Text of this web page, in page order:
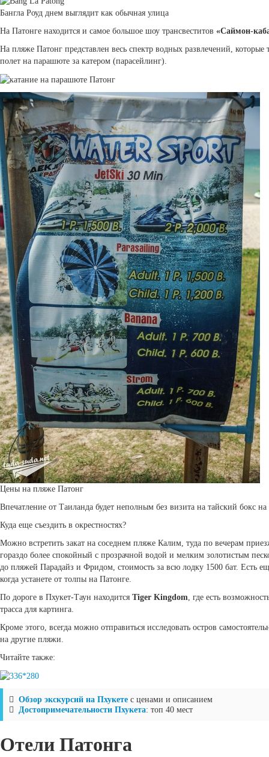
Бангла Роуд днем выглядит как обычная улица
На Патонге находится и самое большое шоу трансвеститов «Саймон-
На пляже Патонг представлен весь спектр водных развлечений,
полет на парашюте за катером (парасейлинг).
Цены на пляже Патонг
Впечатление от Таиланда будет неполным без визита на тайский бокс на
Куда еще съездить в окрестностях?
Можно встретить закат на соседнем пляже Калим, туда по вечерам
гораздо более спокойный с прозрачной водой и мелким золотистым
до пляжей Парадайз и Фридом, стоимость за всю лодку 1500 бат. Есть
когда устанете от толпы на Патонге.
По дороге в Пхукет-Таун находится Tiger Kingdom , где есть
трасса для картинга.
Кроме этого, всегда можно отправиться исследовать остров
на другие пляжи.
Читайте также:
Обзор экскурсий на Пхукете с ценами и описанием
Достопримечательности Пхукета: топ 40 мест
Отели Патонга